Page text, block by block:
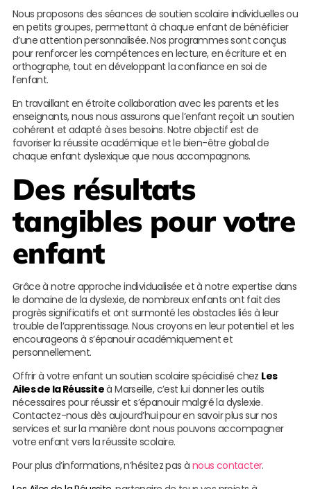
Nous proposons des séances de soutien scolaire individuelles ou
en petits groupes, permettant à chaque enfant de bénéficier
d’une attention personnalisée. Nos programmes sont conçus
pour renforcer les compétences en lecture, en écriture et en
orthographe, tout en développant la confiance en soi de
l’enfant.
En travaillant en étroite collaboration avec les parents et les
enseignants, nous nous assurons que l’enfant reçoit un soutien
cohérent et adapté à ses besoins. Notre objectif est de
favoriser la réussite académique et le bien-être global de
chaque enfant dyslexique que nous accompagnons.
Des résultats
tangibles pour votre
enfant
Grâce à notre approche individualisée et à notre expertise dans
le domaine de la dyslexie, de nombreux enfants ont fait des
progrès significatifs et ont surmonté les obstacles liés à leur
trouble de l’apprentissage. Nous croyons en leur potentiel et les
encourageons à s’épanouir académiquement et
personnellement.
Offrir à votre enfant un soutien scolaire spécialisé chez Les
Ailes de la Réussiteà Marseille, c’est lui donner les outils
nécessaires pour réussir et s’épanouir malgré la dyslexie.
Contactez-nous dès aujourd’hui pour en savoir plus sur nos
services et sur la manière dont nous pouvons accompagner
votre enfant vers la réussite scolaire.
Pour plus d’informations, n’hésitez pas à nous contacter.